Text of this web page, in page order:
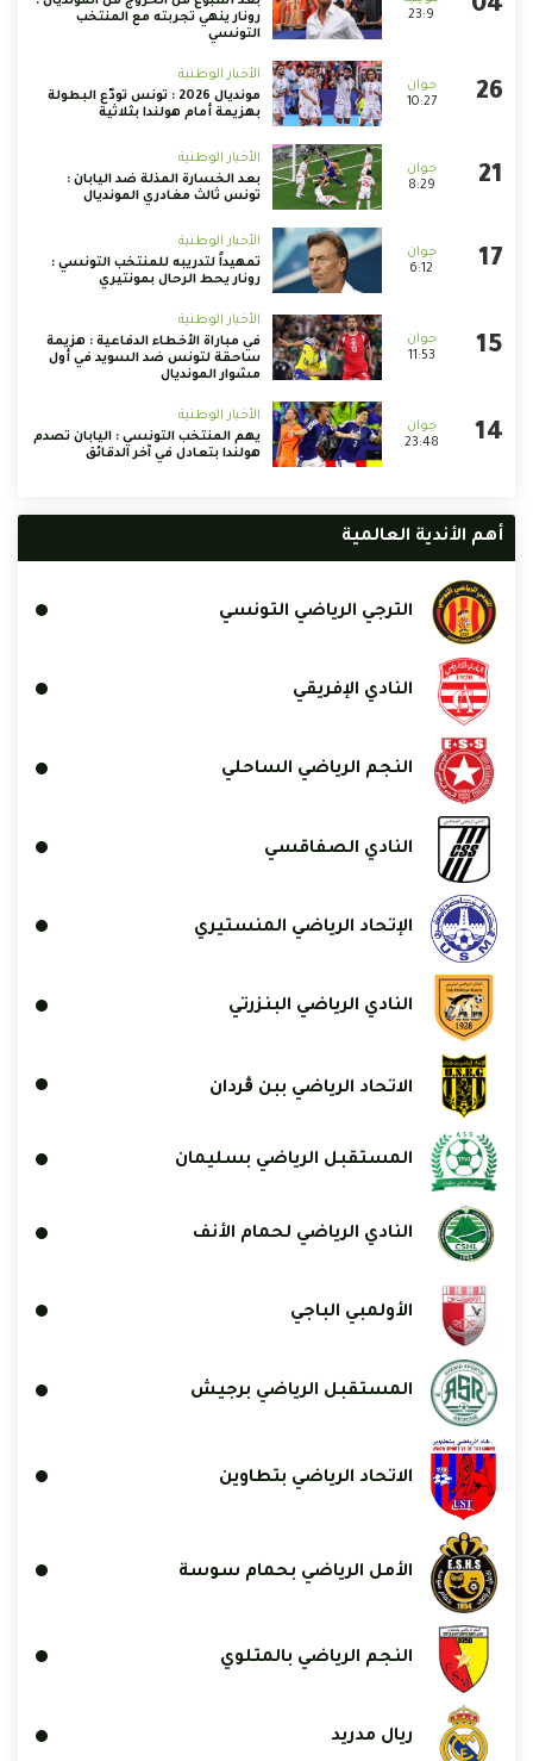
23:9
رونار ينهي تجربته مع المنتخب
التونسي
10:27
الأخبار الوطنية
مونديال 2026 : تونس تودّع البطولة
بهزيمة أمام هولندا بثلاثية
8:29
الأخبار الوطنية
بعد الخسارة المذلة ضد اليابان :
تونس ثالث مغادري المونديال
6:12
الأخبار الوطنية
تمهيداً لتدريبه للمنتخب التونسي :
رونار يحط الرحال بمونتيري
11:53
الأخبار الوطنية
في مباراة الأخطاء الدفاعية : هزيمة
ساحقة لتونس ضد السويد في أول
مشوار المونديال
23:48
الأخبار الوطنية
يهم المنتخب التونسي : اليابان تصدم
هولندا بتعادل في آخر الدقائق
أهم الأندية العالمية
الترجي الرياضي التونسي
النادي الإفريقي
النجم الرياضي الساحلي
النادي الصفاقسي
الإتحاد الرياضي المنستيري
النادي الرياضي البنزرتي
الاتحاد الرياضي ببن ڨردان
المستقبل الرياضي بسليمان
النادي الرياضي لحمام الأنف
الأولمبي الباجي
المستقبل الرياضي برجيش
الاتحاد الرياضي بتطاوين
الأمل الرياضي بحمام سوسة
النجم الرياضي بالمتلوي
ريال مدريد